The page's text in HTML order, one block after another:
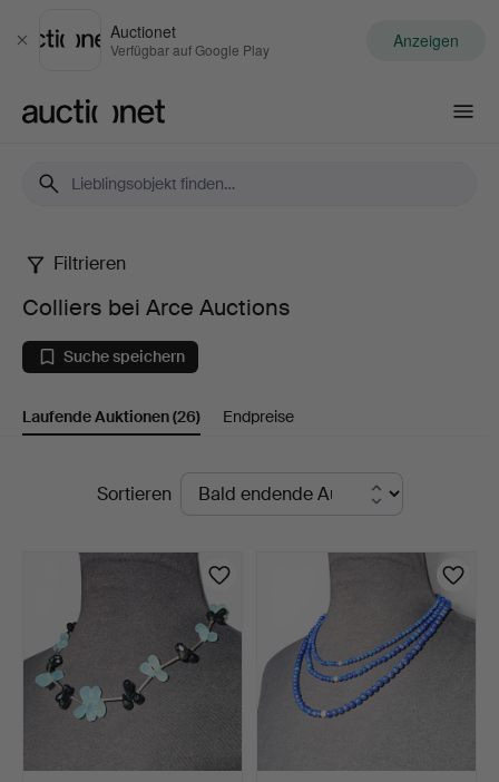
Schließen
Auctionet
Verfügbar auf Google Play Anzeigen
Colliers
bei
Arce
Auctions
Filtrieren
Colliers bei Arce Auctions
Suche speichern
Laufende Auktionen(26) Endpreise
LaufendeSortieren